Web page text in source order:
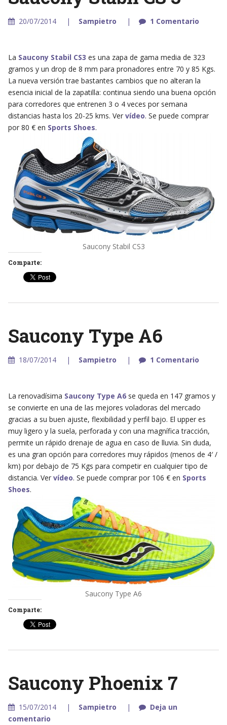
20/07/2014 Sampietro 1 Comentario
La Saucony Stabil CS3 es una zapa de gama media de 323
gramos y un drop de 8 mm para pronadores entre 70 y 85 Kgs.
La nueva versión trae bastantes cambios que no alteran la
esencia inicial de la zapatilla: continua siendo una buena opción
para corredores que entrenen 3 o 4 veces por semana
distancias hasta los 20-25 kms. Ver vídeo. Se puede comprar
por 80 € en Sports Shoes.
Saucony Stabil CS3
Comparte:
Saucony Type A6
18/07/2014 Sampietro 1 Comentario
La renovadísima Saucony Type A6se queda en 147 gramos y
se convierte en una de las mejores voladoras del mercado
gracias a su buen ajuste, flexibilidad y perfil bajo. El upper es
muy ligero y la suela, perforada y con una magnífica tracción,
permite un rápido drenaje de agua en caso de lluvia. Sin duda,
es una gran opción para corredores muy rápidos (menos de 4′ /
km) por debajo de 75 Kgs para competir en cualquier tipo de
distancia. Ver vídeo. Se puede comprar por 106 € en Sports
Shoes.
Saucony Type A6
Comparte:
Saucony Phoenix 7
15/07/2014 Sampietro
Deja un
comentario